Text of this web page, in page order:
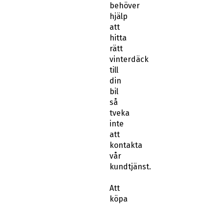
behöver
hjälp
att
hitta
rätt
vinterdäck
till
din
bil
så
tveka
inte
att
kontakta
vår
kundtjänst.
Att
köpa